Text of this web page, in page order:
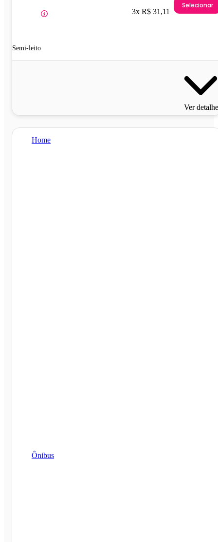
Semi-leito
3x R$ 31,11
Selecionar
Ver
Home
Ônibus